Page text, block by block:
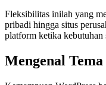
Fleksibilitas inilah yang
pribadi hingga situs
platform ketika kebutuhan
Mengenal